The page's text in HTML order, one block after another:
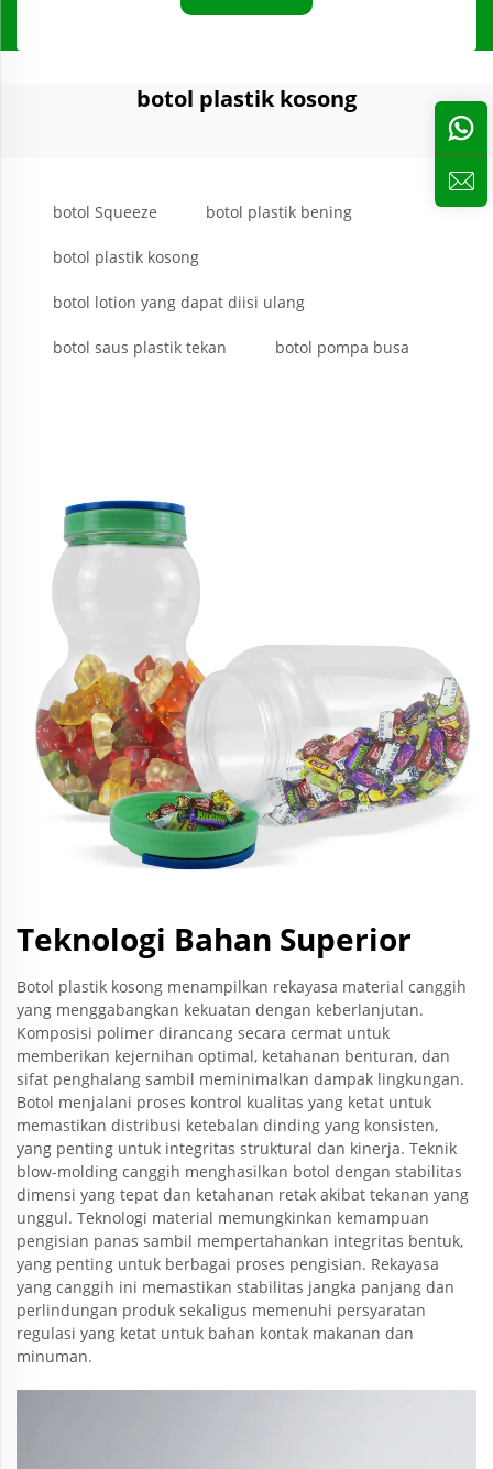
botol plastik kosong
botol Squeeze botol plastik bening
botol plastik kosong
botol lotion yang dapat diisi ulang
botol saus plastik tekan botol pompa busa
Teknologi Bahan Superior
Botol plastik kosong menampilkan rekayasa material canggih
yang menggabangkan kekuatan dengan keberlanjutan.
Komposisi polimer dirancang secara cermat untuk
memberikan kejernihan optimal, ketahanan benturan, dan
sifat penghalang sambil meminimalkan dampak lingkungan.
Botol menjalani proses kontrol kualitas yang ketat untuk
memastikan distribusi ketebalan dinding yang konsisten,
yang penting untuk integritas struktural dan kinerja. Teknik
blow-molding canggih menghasilkan botol dengan stabilitas
dimensi yang tepat dan ketahanan retak akibat tekanan yang
unggul. Teknologi material memungkinkan kemampuan
pengisian panas sambil mempertahankan integritas bentuk,
yang penting untuk berbagai proses pengisian. Rekayasa
yang canggih ini memastikan stabilitas jangka panjang dan
perlindungan produk sekaligus memenuhi persyaratan
regulasi yang ketat untuk bahan kontak makanan dan
minuman.